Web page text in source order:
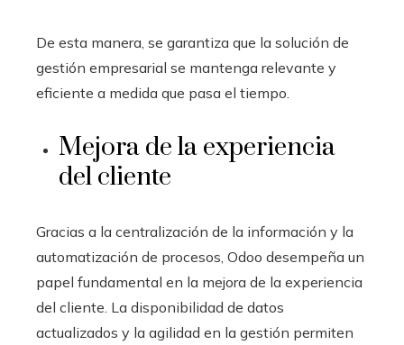
De esta manera, se garantiza que la solución de
gestión empresarial se mantenga relevante y
eficiente a medida que pasa el tiempo.
Mejora de la experiencia
del cliente
Gracias a la centralización de la información y la
automatización de procesos, Odoo desempeña un
papel fundamental en la mejora de la experiencia
del cliente. La disponibilidad de datos
actualizados y la agilidad en la gestión permiten